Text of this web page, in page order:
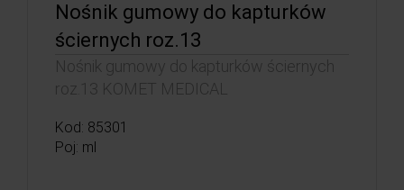
Nośnik gumowy do kapturków
ściernych roz.13
Nośnik gumowy do kapturków ściernych
roz.13 KOMET MEDICAL
Kod: 85301
Poj: ml